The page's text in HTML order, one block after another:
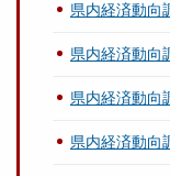
県内経済動向
県内経済動向
県内経済動向
県内経済動向